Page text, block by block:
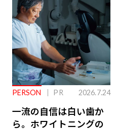
PERSON PR 2026.7.24
一流の自信は白い歯か
ら。ホワイトニングの